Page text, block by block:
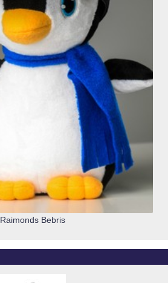
Raimonds Bebris